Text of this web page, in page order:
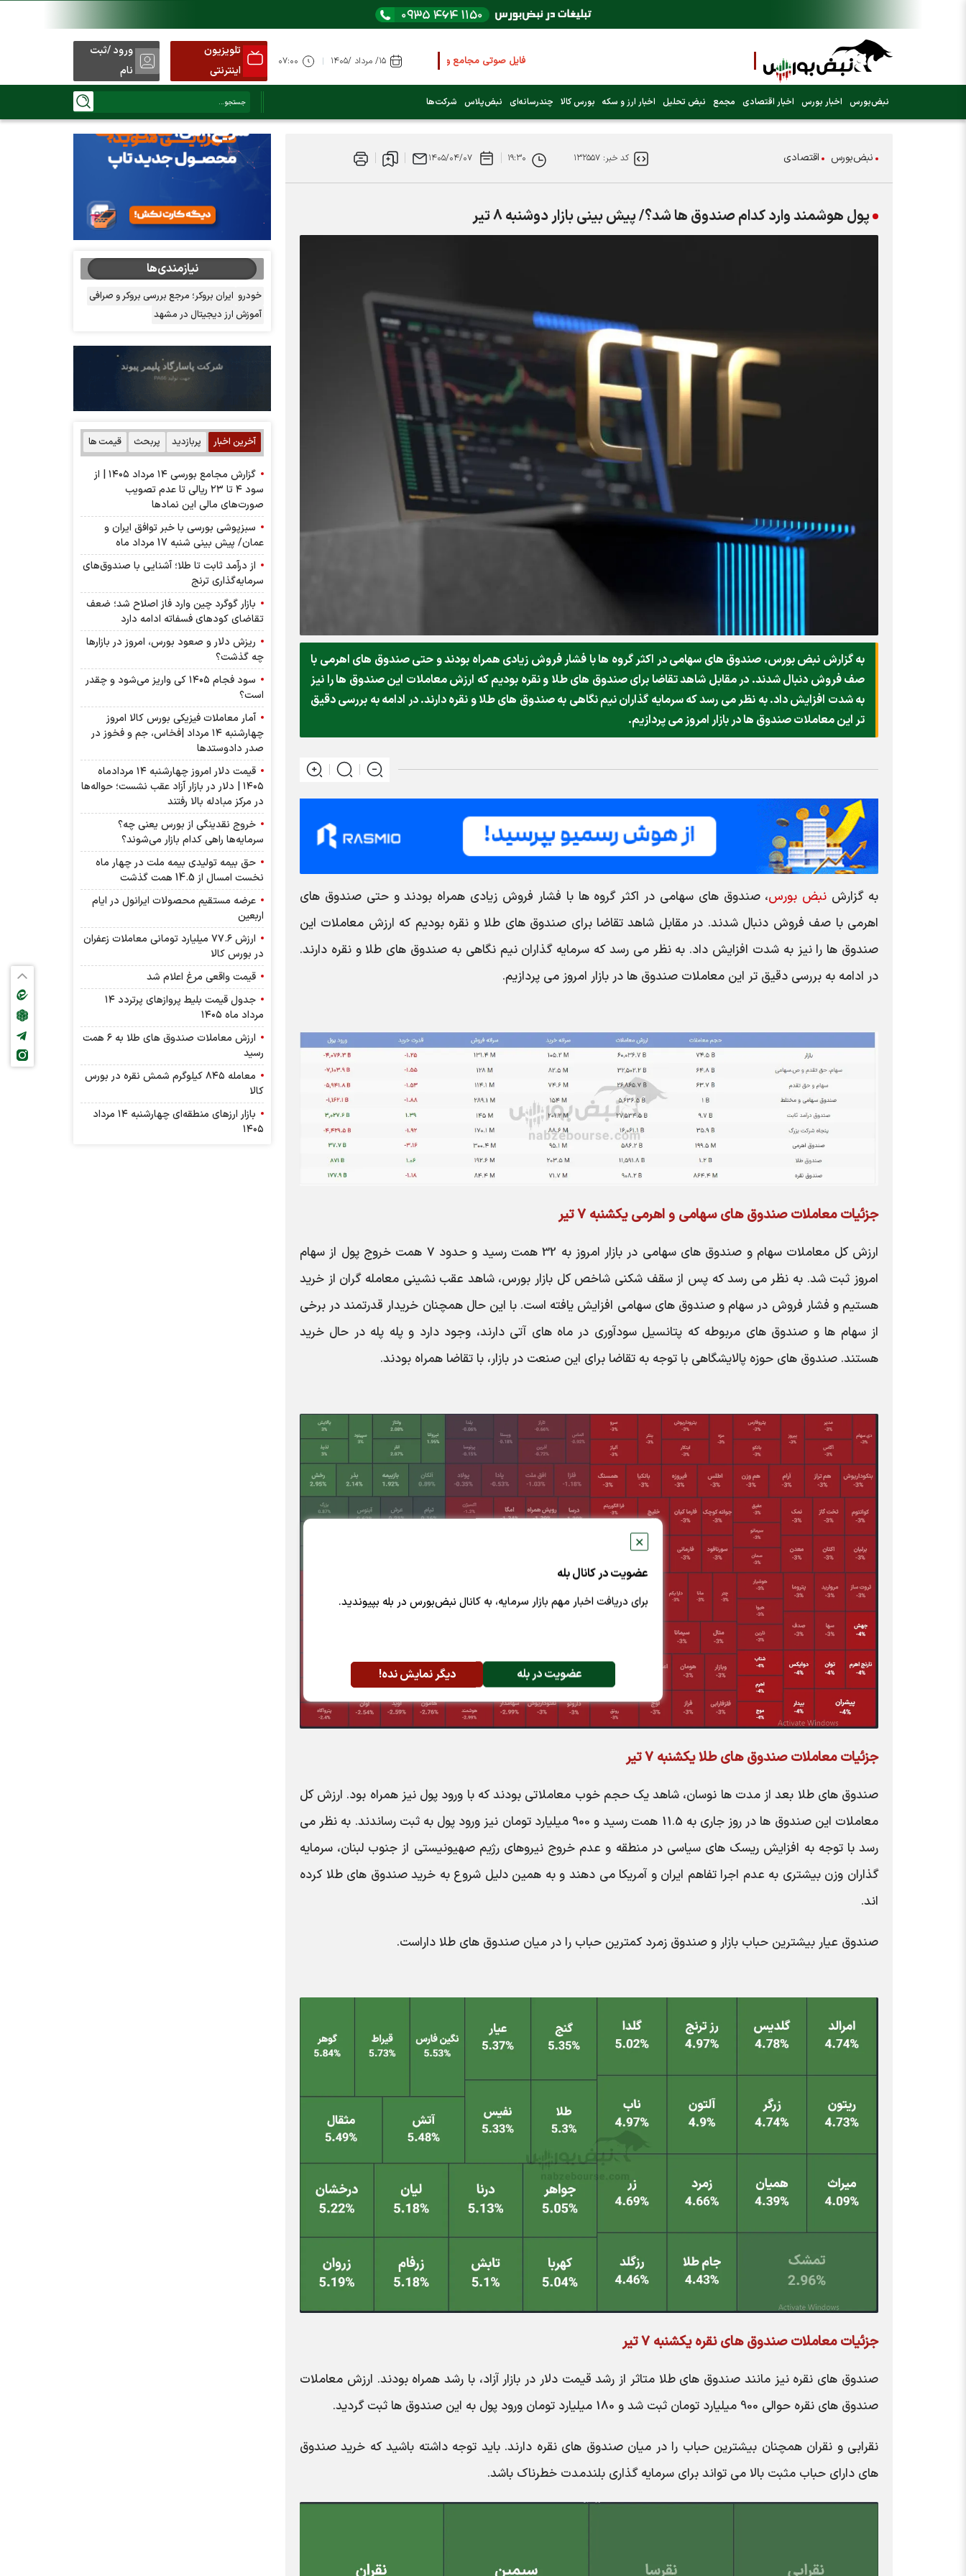
فایل صوتی مجامع و کنفرانس ها را از اینجا گوش کنید
عرضه اولیه بعدی کدام نماد است؟ (کلیک کنید)
تلویزیون
اینترنتی
ورود /ثبت
نام
نبض‌بورس اخبار بورس اخبار اقتصادی مجمع نبض تحلیل اخبار ارز و سکه بورس کالا چندرسانه‌ای نبض‌پلاس شرکت‌ها
✕
عضویت در کانال بله
برای دریافت اخبار مهم بازار سرمایه، به کانال نبض‌بورس در بله بپیوندید.
عضویت در بله دیگر نمایش نده!
نبض‌بورس اقتصادی کد خبر: ۱۳۲۵۵۷ ۱۹:۳۰ ۱۴۰۵/۰۴/۰۷
پول هوشمند وارد کدام صندوق ها شد؟/ پیش بینی بازار دوشنبه 8 تیر
به گزارش نبض بورس، صندوق های سهامی در اکثر گروه ها با فشار فروش زیادی همراه بودند و حتی صندوق های اهرمی با
صف فروش دنبال شدند. در مقابل شاهد تقاضا برای صندوق های طلا و نقره بودیم که ارزش معاملات این صندوق ها را نیز
به شدت افزایش داد. به نظر می رسد که سرمایه گذاران نیم نگاهی به صندوق های طلا و نقره دارند. در ادامه به بررسی دقیق
تر این معاملات صندوق ها در بازار امروز می پردازیم.
به گزارش نبض بورس، صندوق های سهامی در اکثر گروه ها با فشار فروش زیادی همراه بودند و حتی صندوق های
اهرمی با صف فروش دنبال شدند. در مقابل شاهد تقاضا برای صندوق های طلا و نقره بودیم که ارزش معاملات این
صندوق ها را نیز به شدت افزایش داد. به نظر می رسد که سرمایه گذاران نیم نگاهی به صندوق های طلا و نقره دارند.
در ادامه به بررسی دقیق تر این معاملات صندوق ها در بازار امروز می پردازیم.
جزئیات معاملات صندوق های سهامی و اهرمی یکشنبه 7 تیر
ارزش کل معاملات سهام و صندوق های سهامی در بازار امروز به 32 همت رسید و حدود 7 همت خروج پول از سهام
امروز ثبت شد. به نظر می رسد که پس از سقف شکنی شاخص کل بازار بورس، شاهد عقب نشینی معامله گران از خرید
هستیم و فشار فروش در سهام و صندوق های سهامی افزایش یافته است. با این حال همچنان خریدار قدرتمند در برخی
از سهام ها و صندوق های مربوطه که پتانسیل سودآوری در ماه های آتی دارند، وجود دارد و پله پله در حال خرید
هستند. صندوق های حوزه پالایشگاهی با توجه به تقاضا برای این صنعت در بازار، با تقاضا همراه بودند.
جزئیات معاملات صندوق های طلا یکشنبه 7 تیر
صندوق های طلا بعد از مدت ها نوسان، شاهد یک حجم خوب معاملاتی بودند که با ورود پول نیز همراه بود. ارزش کل
معاملات این صندوق ها در روز جاری به 11.5 همت رسید و 900 میلیارد تومان نیز ورود پول به ثبت رساندند. به نظر می
رسد با توجه به افزایش ریسک های سیاسی در منطقه و عدم خروج نیروهای رژیم صهیونیستی از جنوب لبنان، سرمایه
گذاران وزن بیشتری به عدم اجرا تفاهم ایران و آمریکا می دهند و به همین دلیل شروع به خرید صندوق های طلا کرده
اند.
صندوق عیاربیشترین حباب بازار و صندوق زمرد کمترین حباب را در میان صندوق های طلا داراست.
جزئیات معاملات صندوق های نقره یکشنبه 7 تیر
صندوق های نقره نیز مانند صندوق های طلا متاثر از رشد قیمت دلار در بازار آزاد، با رشد همراه بودند. ارزش معاملات
صندوق های نقره حوالی 900 میلیارد تومان ثبت شد و 180 میلیارد تومان ورود پول به این صندوق ها ثبت گردید.
نقرابی و نقران همچنان بیشترین حباب را در میان صندوق های نقره دارند. باید توجه داشته باشید که خرید صندوق
های دارای حباب مثبت بالا می تواند برای سرمایه گذاری بلندمدت خطرناک باشد.
نیازمندی‌ها
خودرو ایران بروکر؛ مرجع بررسی بروکر و صرافی
آموزش ارز دیجیتال در مشهد
آخرین اخبار پربازدید پربحث قیمت ها
گزارش مجامع بورسی ۱۴ مرداد ۱۴۰۵ | از
سود ۴ تا ۲۳ ریالی تا عدم تصویب
صورت‌های مالی این نماد‌ها
سبزپوشی بورسی با خبر توافق ایران و
عمان/ پیش بینی شنبه 17 مرداد ماه
از درآمد ثابت تا طلا؛ آشنایی با صندوق‌های
سرمایه‌گذاری ترنج
بازار گوگرد چین وارد فاز اصلاح شد؛ ضعف
تقاضای کودهای فسفاته ادامه دارد
ریزش دلار و صعود بورس، امروز در بازارها
چه گذشت؟
سود فجام ۱۴۰۵ کی واریز می‌شود و چقدر
است؟
آمار معاملات فیزیکی بورس کالا امروز
چهارشنبه ۱۴ مرداد |فخاس، جم و فخوز در
صدر دادوستد‌ها
قیمت دلار امروز چهارشنبه ۱۴ مردادماه
۱۴۰۵ | دلار در بازار آزاد عقب نشست؛ حواله‌ها
در مرکز مبادله بالا رفتند
خروج نقدینگی از بورس یعنی چه؟
سرمایه‌ها راهی کدام بازار می‌شوند؟
حق بیمه تولیدی بیمه ملت در چهار ماه
نخست امسال از 14.5 همت گذشت
عرضه مستقیم محصولات ایرانول در ایام
اربعین
ارزش ۷۷.۶ میلیارد تومانی معاملات زعفران
در بورس کالا
قیمت واقعی مرغ اعلام شد
جدول قیمت بلیط پرواز‌های پرتردد ۱۴
مرداد ماه ۱۴۰۵
ارزش معاملات صندوق های طلا به ۶ همت
رسید
معامله ۸۴۵ کیلوگرم شمش نقره در بورس
کالا
بازار ارز‌های منطقه‌ای چهارشنبه ۱۴ مرداد
۱۴۰۵